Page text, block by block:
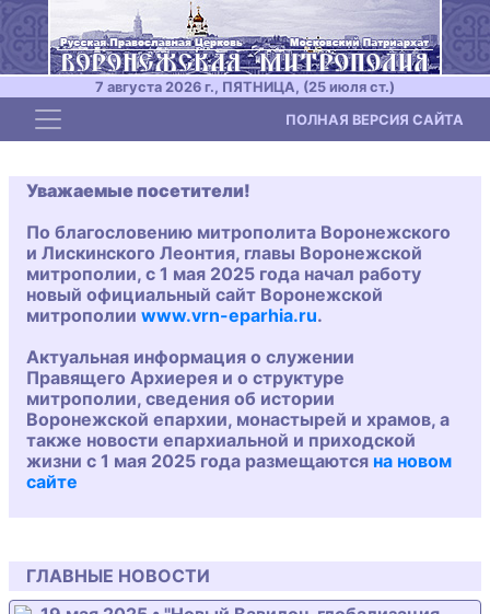
7 августа 2026 г., ПЯТНИЦА, (25 июля ст.)
Toggle navigation ПОЛНАЯ ВЕРСИЯ САЙТА
Уважаемые посетители!
По благословению митрополита Воронежского
и Лискинского Леонтия, главы Воронежской
митрополии, с 1 мая 2025 года начал работу
новый официальный сайт Воронежской
митрополии www.vrn-eparhia.ru.
Актуальная информация о служении
Правящего Архиерея и о структуре
митрополии, сведения об истории
Воронежской епархии, монастырей и храмов, а
также новости епархиальной и приходской
жизни с 1 мая 2025 года размещаются на новом
сайте
ГЛАВНЫЕ НОВОСТИ